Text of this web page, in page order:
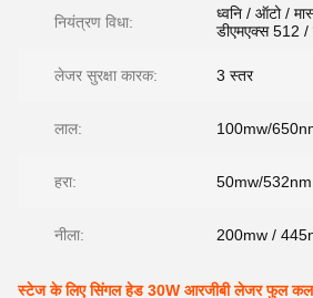
नियंत्रण विधा:
ध्वनि / ऑटो /
डीएमएक्स 512 /
लेजर सुरक्षा कारक: 3 स्तर
लाल: 100mw/
हरा: 50mw/532nm
नीला: 200mw /
स्टेज के लिए सिंगल हेड 30W आरजीबी लेजर फुल